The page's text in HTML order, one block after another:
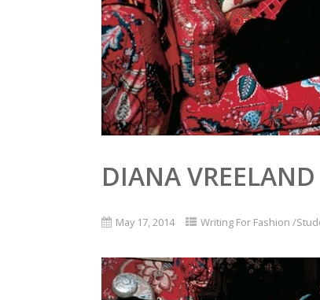
DIANA
May 17, 2014 Writing For Fashion /